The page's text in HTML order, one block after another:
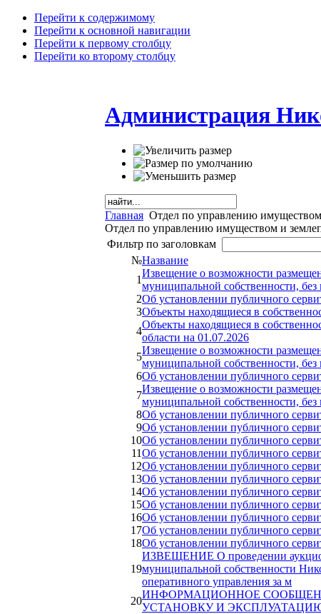
Перейти к содержимому
Перейти к основной навигации
Перейти к первому столбцу
Перейти ко второму столбцу
Администрация
Главная Отдел по управлению
Отдел по управлению имуществом и
Фильтр по заголовкам
№Название
1
Извещение о возможности
муниципальной собственности, без
2Об установлении публичного
3Объекты находящиеся в
4
Объекты находящиеся в
области на 01.07.2026
5
Извещение о возможности
муниципальной собственности, без
6Об установлении публичного
7
Извещение о возможности
муниципальной собственности, без
8Об установлении публичного
9Об установлении публичного
10Об установлении публичного
11Об установлении публичного
12Об установлении публичного
13Об установлении публичного
14Об установлении публичного
15Об установлении публичного
16Об установлении публичного
17Об установлении публичного
18Об установлении публичного
19
ИЗВЕЩЕНИЕ О проведении
муниципальной собственности
оперативного управления за м
20
ИНФОРМАЦИОННОЕ
УСТАНОВКУ И